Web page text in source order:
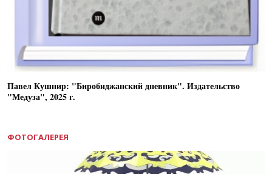
Павел Кушнир: "Биробиджанский дневник". Издательство
"Медуза", 2025 г.
ФОТОГАЛЕРЕЯ